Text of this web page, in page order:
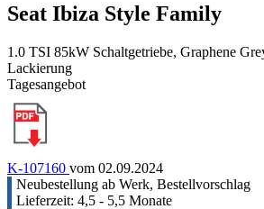
Seat Ibiza Style Family
1.0 TSI 85kW Schaltgetriebe, Graphene
Lackierung
Tagesangebot
K-107160 vom 02.09.2024
Neubestellung ab Werk, Bestellvorschlag
Lieferzeit: 4,5 - 5,5 Monate